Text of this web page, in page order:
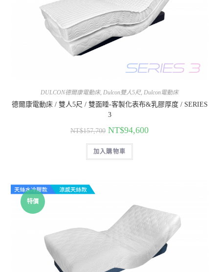
DULCON德爾康電動床, Dulcon雙人5尺, Dulcon電動床
德爾康電動床 / 雙人5尺 / 雙面睡-客製化表布&乳膠厚度 / SERIES
3
NT$157,700 NT$94,600
加入購物車
特價